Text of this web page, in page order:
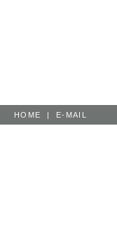
HOME | E-MAIL